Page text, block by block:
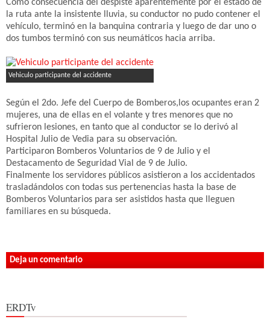
Como consecuencia del despiste aparentemente por el estado de
la ruta ante la insistente lluvia, su conductor no pudo contener el
vehículo, terminó en la banquina contraria y luego de dar uno o
dos tumbos terminó con sus neumáticos hacia arriba.
Vehiculo participante del accidente
Según el 2do. Jefe del Cuerpo de Bomberos,los ocupantes eran 2
mujeres, una de ellas en el volante y tres menores que no
sufrieron lesiones, en tanto que al conductor se lo derivó al
Hospital Julio de Vedia para su observación.
Participaron Bomberos Voluntarios de 9 de Julio y el
Destacamento de Seguridad Vial de 9 de Julio.
Finalmente los servidores públicos asistieron a los accidentados
trasladándolos con todas sus pertenencias hasta la base de
Bomberos Voluntarios para ser asistidos hasta que lleguen
familiares en su búsqueda.
Deja un comentario
ERDTv